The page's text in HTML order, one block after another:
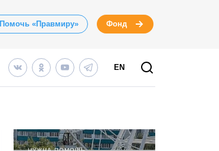
Помочь «Правмиру» Фонд
EN